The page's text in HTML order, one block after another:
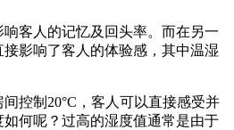
客人的记忆及回头率。而在另一
影响了客人的体验感，其中温湿
控制 20°C，客人可以直接感受并
何呢？过高的湿度值通常是由于